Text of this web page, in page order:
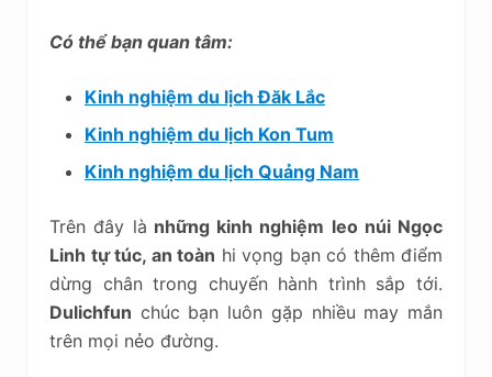
Có thể bạn quan tâm:
Kinh nghiệm du lịch Đăk Lắc
Kinh nghiệm du lịch Kon Tum
Kinh nghiệm du lịch Quảng Nam
Trên đây là những kinh nghiệm leo núi Ngọc
Linh tự túc, an toàn hi vọng bạn có thêm điểm
dừng chân trong chuyến hành trình sắp tới.
Dulichfun chúc bạn luôn gặp nhiều may mắn
trên mọi nẻo đường.